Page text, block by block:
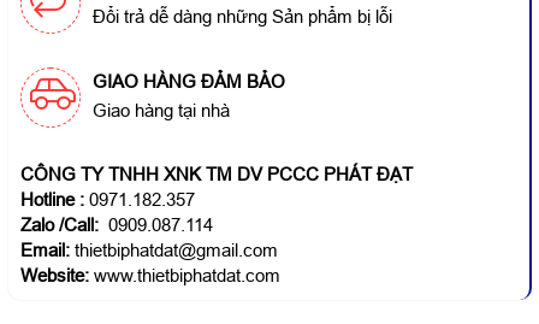
Đổi trả dễ dàng những Sản phẩm bị lỗi
GIAO HÀNG ĐẢM BẢO
Giao hàng tại nhà
CÔNG TY TNHH XNK TM DV PCCC PHÁT ĐẠT
Hotline : 0971.182.357
Zalo /Call:0909.087.114
Email:thietbiphatdat@gmail.com
Website:www.thietbiphatdat.com